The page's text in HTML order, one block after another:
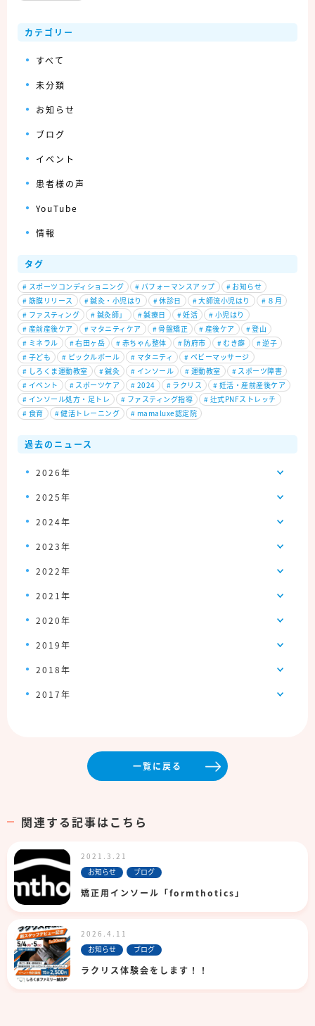
カテゴリー
すべて
未分類
お知らせ
ブログ
イベント
患者様の声
YouTube
情報
タグ
# スポーツコンディショニング # パフォーマンスアップ # お知らせ
# 筋膜リリース #鍼灸・小児はり #休診日 #大師流小児はり # ８月
# ファスティング # 鍼灸師」 #鍼療日 #妊活 # 小児はり
# 産前産後ケア # マタニティケア #骨盤矯正 # 産後ケア #登山
# ミネラル #右田ヶ岳 # 赤ちゃん整体 #防府市 # むき癖 #逆子
# 子ども # ピックルボール # マタニティ # ベビーマッサージ
# しろくま運動教室 #鍼灸 # インソール # 運動教室 # スポーツ障害
# イベント # スポーツケア # 2024 # ラクリス # 妊活・産前産後ケア
# インソール処方・足トレ # ファスティング指導 # 辻式PNFストレッチ
# 食育 #健活トレーニング # mamaluxe認定院
過去のニュース
2026年
2025年
2024年
2023年
2022年
2021年
2020年
2019年
2018年
2017年
一覧に戻る
関連する記事はこちら
2021.3.21
お知らせ
ブログ
矯正用インソール「formthotics」
2026.4.11
お知らせ
ブログ
ラクリス体験会をします！！